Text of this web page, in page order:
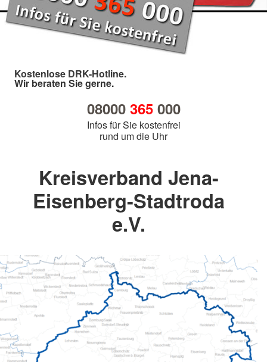
Kostenlose DRK-Hotline.
Wir beraten Sie gerne.
08000 365000
Infos für Sie kostenfrei
rund um die Uhr
Kreisverband Jena-
Eisenberg-Stadtroda
e.V.